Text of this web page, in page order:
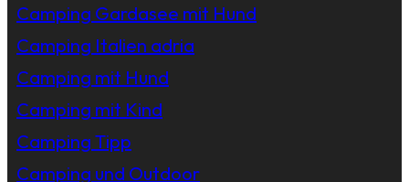
Camping Gardasee mit Hund
Camping Italien adria
Camping mit Hund
Camping mit Kind
Camping Tipp
Camping und Outdoor